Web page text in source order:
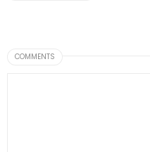
COMMENTS